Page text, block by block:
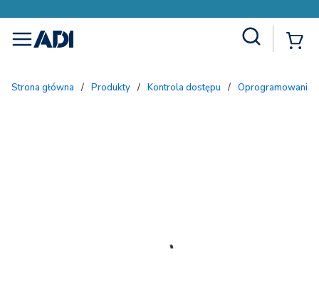
menu
Strona główna / Produkty / Kontrola dostępu / Oprogramowanie